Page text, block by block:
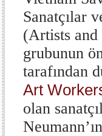
Sanatçılar
(Artists
grubunun
tarafından
Art
olan